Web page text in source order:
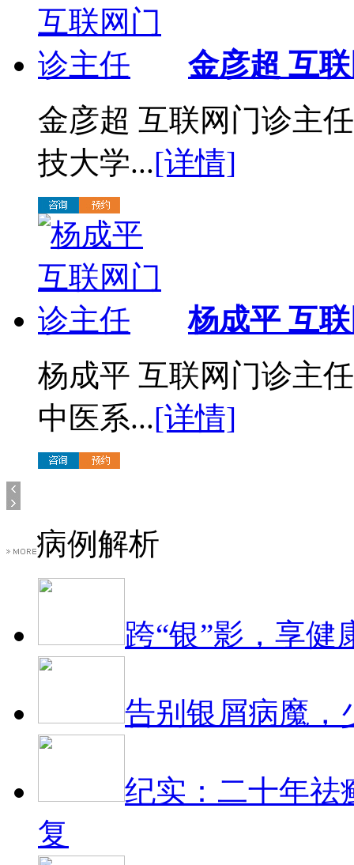
金彦超 互
金彦超 互联网门诊主
技大学...[详情]
杨成平 互
杨成平 互联网门诊主
中医系...[详情]
病例解析
跨“银”影，享健
告别银屑病魔，
纪实：二十年祛
复